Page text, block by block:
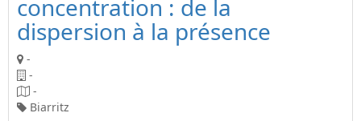
concentration : de la
dispersion à la présence
-
-
-
Biarritz